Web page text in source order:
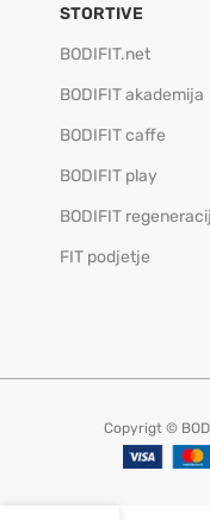
STORTIVE
BODIFIT.net
BODIFIT akademija
BODIFIT caffe
BODIFIT play
BODIFIT
FIT podjetje
Copyrigt ©